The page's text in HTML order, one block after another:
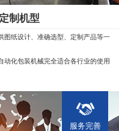
制机型
图纸设计、准确选型、定制产品等一
动化包装机械完全适合各行业的使用
服务完善